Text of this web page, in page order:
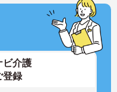
ビ介護
登録